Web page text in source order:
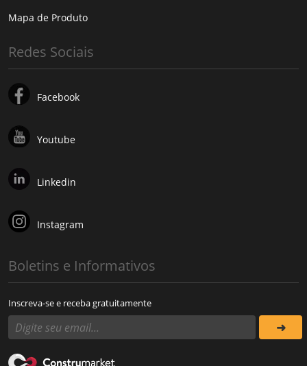
Mapa de Produto
Redes Sociais
Facebook
Youtube
Linkedin
Instagram
Boletins e Informativos
Inscreva-se e receba gratuitamente